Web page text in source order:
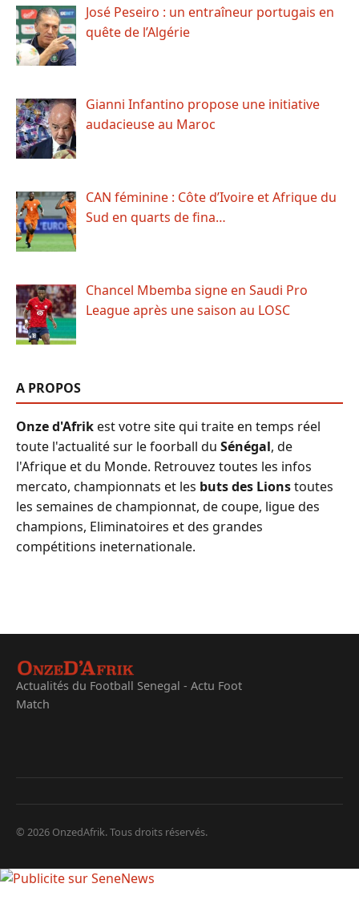
José Peseiro : un entraîneur portugais en
quête de l’Algérie
Gianni Infantino propose une initiative
audacieuse au Maroc
CAN féminine : Côte d’Ivoire et Afrique du
Sud en quarts de fina…
Chancel Mbemba signe en Saudi Pro
League après une saison au LOSC
A PROPOS
Onze d'Afrikest votre site qui traite en temps réel
toute l'actualité sur le foorball du Sénégal, de
l'Afrique et du Monde. Retrouvez toutes les infos
mercato, championnats et les buts des Lionstoutes
les semaines de championnat, de coupe, ligue des
champions, Eliminatoires et des grandes
compétitions ineternationale.
Actualités du Football Senegal - Actu Foot
Match
© 2026 OnzedAfrik. Tous droits réservés.